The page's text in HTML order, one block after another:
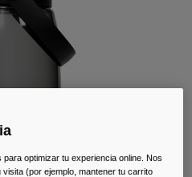
optimizar tu experiencia online. Nos
(por ejemplo, mantener tu carrito